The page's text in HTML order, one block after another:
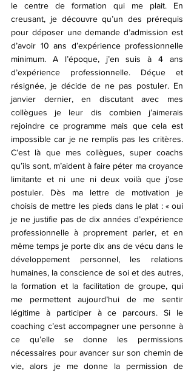
le centre de formation qui me plait. En
creusant, je découvre qu’un des prérequis
pour déposer une demande d’admission est
d’avoir 10 ans d’expérience professionnelle
minimum. A l’époque, j’en suis à 4 ans
d’expérience professionnelle. Déçue et
résignée, je décide de ne pas postuler. En
janvier dernier, en discutant avec mes
collègues je leur dis combien j’aimerais
rejoindre ce programme mais que cela est
impossible car je ne remplis pas les critères.
C’est là que mes collègues, super coachs
qu’ils sont, m’aident à faire péter ma croyance
limitante et ni une ni deux voilà que j’ose
postuler. Dès ma lettre de motivation je
choisis de mettre les pieds dans le plat : « oui
je ne justifie pas de dix années d’expérience
professionnelle à proprement parler, et en
même temps je porte dix ans de vécu dans le
développement personnel, les relations
humaines, la conscience de soi et des autres,
la formation et la facilitation de groupe, qui
me permettent aujourd’hui de me sentir
légitime à participer à ce parcours. Si le
coaching c’est accompagner une personne à
ce qu’elle se donne les permissions
nécessaires pour avancer sur son chemin de
vie, alors je me donne la permission de